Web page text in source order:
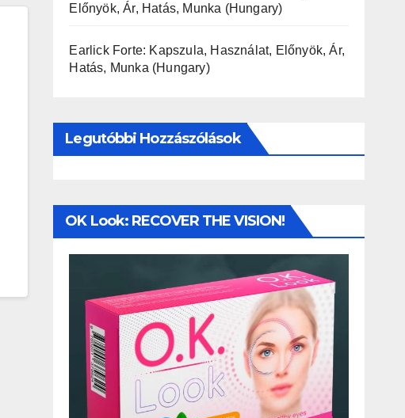
Előnyök, Ár, Hatás, Munka (Hungary)
Earlick Forte: Kapszula, Használat, Előnyök, Ár,
Hatás, Munka (Hungary)
Legutóbbi Hozzászólások
OK Look: RECOVER THE VISION!